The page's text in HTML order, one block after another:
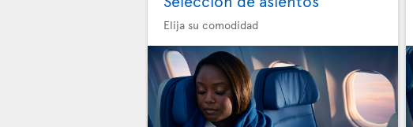
Elija su comodidad